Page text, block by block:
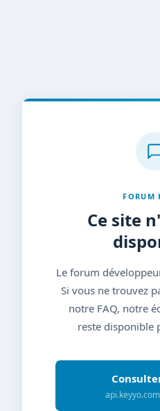
FORUM
Ce site
Le forum
Si vous ne trouvez
notre FAQ, notre
reste disponible